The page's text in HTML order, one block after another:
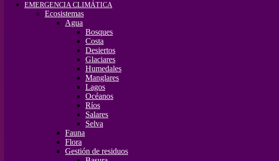
EMERGENCIA CLIMÁTICA
Ecosistemas
Agua
Bosques
Costa
Desiertos
Glaciares
Humedales
Manglares
Lagos
Océanos
Ríos
Salares
Selva
Fauna
Flora
Gestión de residuos